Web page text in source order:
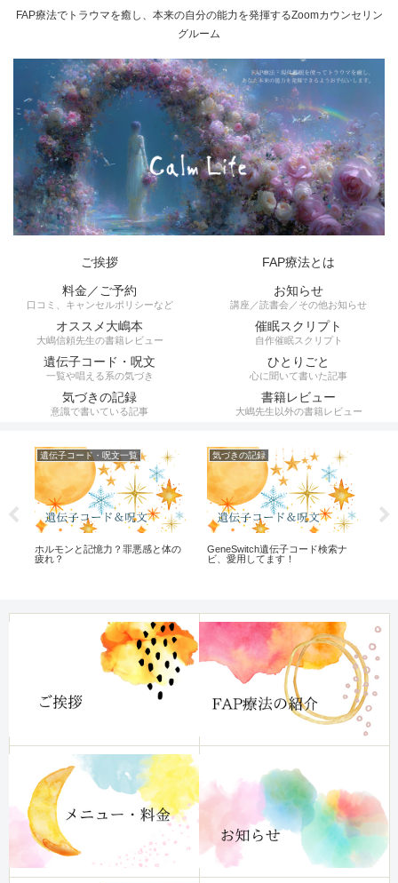
FAP療法でトラウマを癒し、本来の自分の能力を発揮するZoomカウンセリン
グルーム
ご挨拶
FAP療法とは
料金／ご予約
口コミ、キャンセルポリシーなど
お知らせ
講座／読書会／その他お知らせ
オススメ大嶋本
大嶋信頼先生の書籍レビュー
催眠スクリプト
自作催眠スクリプト
遺伝子コード・呪文
一覧や唱える系の気づき
ひとりごと
心に聞いて書いた記事
気づきの記録
意識で書いている記事
書籍レビュー
大嶋先生以外の書籍レビュー
遺伝子コード・呪文一覧
ホルモンと記憶力？罪悪感と体の
疲れ？
気づきの記録
GeneSwitch遺伝子コード検索ナ
ビ、愛用してます！